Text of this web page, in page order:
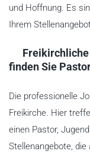
und Hoffnung. Es
Ihrem
finden Sie
Die professionelle
Freikirche. Hier
einen Pastor,
Stellenangebote,